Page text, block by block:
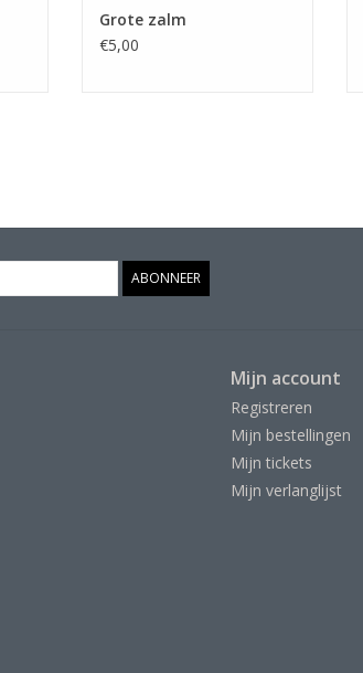
Grote zalm
€5,00
ABONNEER
Mijn account
Registreren
Mijn bestellingen
Mijn tickets
Mijn verlanglijst